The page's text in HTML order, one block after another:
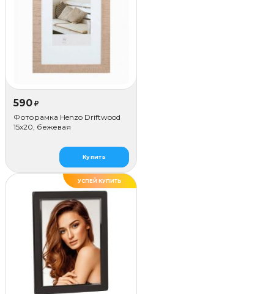
590 ₽
Фоторамка Henzo Driftwood
15x20, бежевая
Купить
ХИТ
УСПЕЙ КУПИТЬ